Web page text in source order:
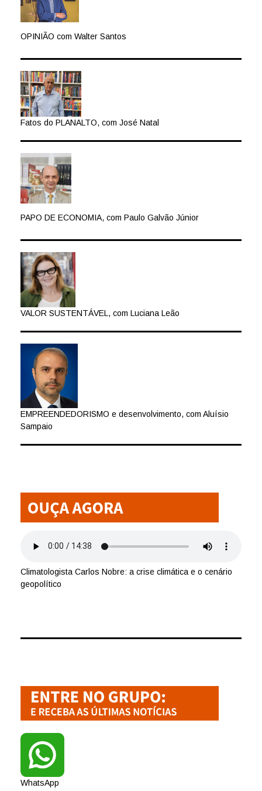
OPINIÃO com Walter Santos
Fatos do PLANALTO, com José Natal
PAPO DE ECONOMIA, com Paulo Galvão Júnior
VALOR SUSTENTÁVEL, com Luciana Leão
EMPREENDEDORISMO e desenvolvimento, com Aluísio
Sampaio
Climatologista Carlos Nobre: a crise climática e o cenário
geopolítico
WhatsApp